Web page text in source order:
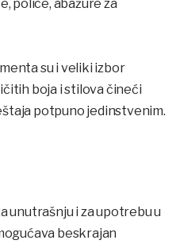
police, abažure za
su i veliki izbor
boja i stilova čineći
potpuno jedinstvenim.
unutrašnju i za upotrebu u
beskrajan